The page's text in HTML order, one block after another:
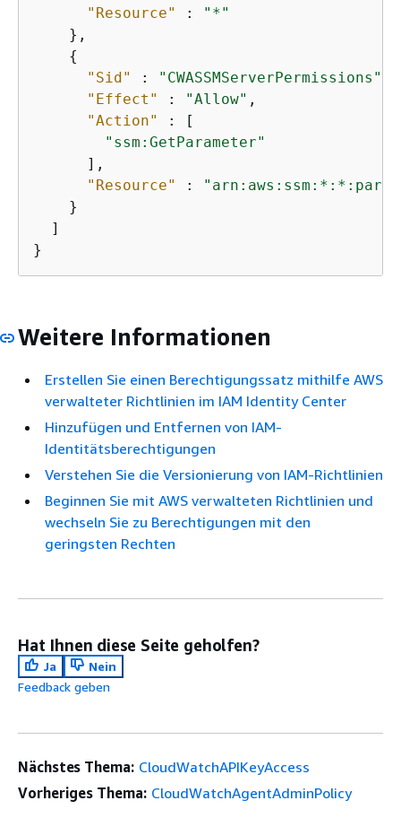
"Resource" :
"*"
    },
{
"Sid"
: "CWASSMServerPermissions"
"Effect"
: "Allow" ,
"Action"
: [
"ssm:GetParameter"
      ],
"Resource"
:
    }
  ]
}
Weitere Informationen
Erstellen Sie einen Berechtigungssatz mithilfe AWS
verwalteter Richtlinien im IAM Identity Center
Hinzufügen und Entfernen von IAM-
Identitätsberechtigungen
Verstehen Sie die Versionierung von IAM-Richtlinien
Beginnen Sie mit AWS verwalteten Richtlinien und
wechseln Sie zu Berechtigungen mit den
geringsten Rechten
Hat Ihnen diese Seite geholfen?
Ja
Nein
Feedback geben
Nächstes Thema: CloudWatchAPIKeyAccess
Vorheriges Thema: CloudWatchAgentAdminPolicy